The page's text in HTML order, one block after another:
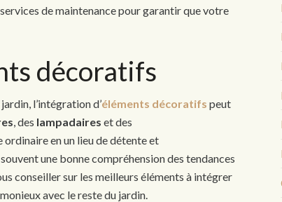
de maintenance pour garantir que votre
décoratifs
l’intégration d’éléments décoratifs peut
, des lampadaires et des
en un lieu de détente et
une bonne compréhension des tendances
conseiller sur les meilleurs éléments à intégrer
avec le reste du jardin.